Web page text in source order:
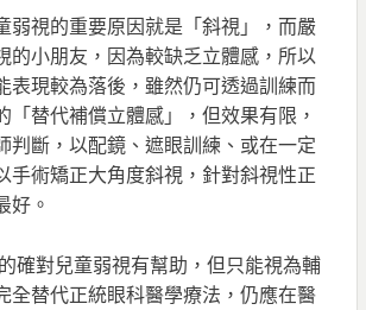
弱視的重要原因就是「斜視」，而嚴
的小朋友，因為較缺乏立體感，所以
表現較為落後，雖然仍可透過訓練而
「替代補償立體感」，但效果有限，
判斷，以配鏡、遮眼訓練、或在一定
手術矯正大角度斜視，針對斜視性正
好。
確對兒童弱視有幫助，但只能視為輔
全替代正統眼科醫學療法，仍應在醫